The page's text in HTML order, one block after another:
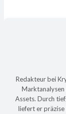
Redakteur bei
Marktanalysen
Assets. Durch
liefert er präzise